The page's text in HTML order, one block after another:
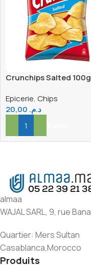
Crunchips Salted 100g
Epicerie, Chips
د.م.
Ajouter Au Panier
almaa
WAJAL SARL, 9, rue
Quartier: Mers Sultan
Casablanca,Morocco
Produits